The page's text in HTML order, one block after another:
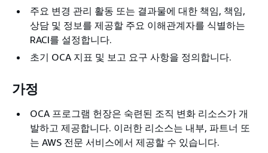
주요 변경 관리 활동 또는 결과물에 대한 책임, 책임,
상담 및 정보를 제공할 주요 이해관계자를 식별하는
RACI를 설정합니다.
초기 OCA 지표 및 보고 요구 사항을 정의합니다.
가정
OCA 프로그램 헌장은 숙련된 조직 변화 리소스가 개
발하고 제공합니다. 이러한 리소스는 내부, 파트너 또
는 AWS 전문 서비스에서 제공할 수 있습니다.